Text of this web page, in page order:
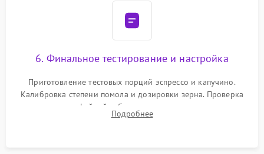
6. Финальное тестирование и настройка
Приготовление тестовых порций эспрессо и капучино.
Калибровка степени помола и дозировки зерна. Проверка
плотности кофейной таблетки, температуры напитка и
качества молочной пены. Контроль отсутствия посторонних
Подробнее